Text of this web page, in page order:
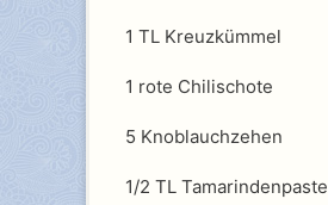
1 TL Kreuzkümmel
1 rote Chilischote
5 Knoblauchzehen
1/2 TL Tamarindenpaste